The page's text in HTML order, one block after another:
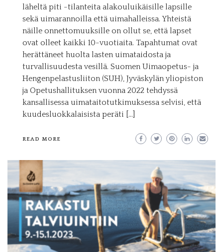
läheltä piti -tilanteita alakouluikäisille lapsille
sekä uimarannoilla että uimahalleissa. Yhteistä
näille onnettomuuksille on ollut se, että lapset
ovat olleet kaikki 10-vuotiaita. Tapahtumat ovat
herättäneet huolta lasten uimataidosta ja
turvallisuudesta vesillä. Suomen Uimaopetus- ja
Hengenpelastusliiton (SUH), Jyväskylän yliopiston
ja Opetushallituksen vuonna 2022 tehdyssä
kansallisessa uimataitotutkimuksessa selvisi, että
kuudesluokkalaisista peräti […]
READ MORE